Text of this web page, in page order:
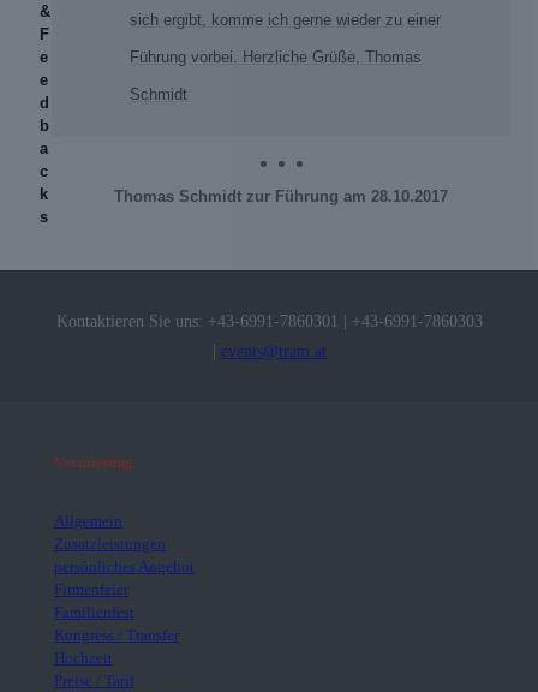
&
F
e
e
d
b
a
c
k
s
sich ergibt, komme ich gerne wieder zu einer
Führung vorbei. Herzliche Grüße, Thomas
Schmidt
Thomas Schmidt zur Führung am 28.10.2017
Kontaktieren Sie uns: +43-6991-7860301 | +43-6991-7860303
| events@tram.at
Vermietung
Allgemein
Zusatzleistungen
persönliches Angebot
Firmenfeier
Familienfest
Kongress / Transfer
Hochzeit
Preise / Tarif